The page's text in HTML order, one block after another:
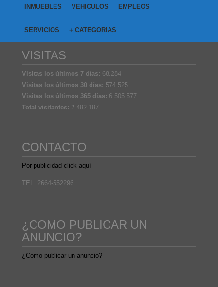
INMUEBLES VEHICULOS EMPLEOS
SERVICIOS + CATEGORIAS
VISITAS
Visitas los últimos 7 días: 68.284
Visitas los últimos 30 días: 574.525
Visitas los últimos 365 días: 6.505.577
Total visitantes: 2.492.197
CONTACTO
Por publicidad click aquí
TEL: 2664-552296
¿COMO PUBLICAR UN
ANUNCIO?
¿Como publicar un anuncio?